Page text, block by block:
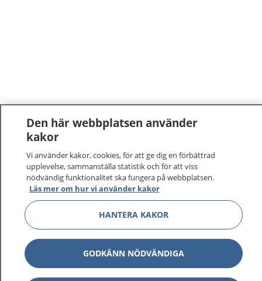
Den här webbplatsen använder
kakor
Vi använder kakor, cookies, för att ge dig en förbättrad
upplevelse, sammanställa statistik och för att viss
nödvändig funktionalitet ska fungera på webbplatsen.
Läs mer om hur vi använder kakor
HANTERA KAKOR
GODKÄNN NÖDVÄNDIGA